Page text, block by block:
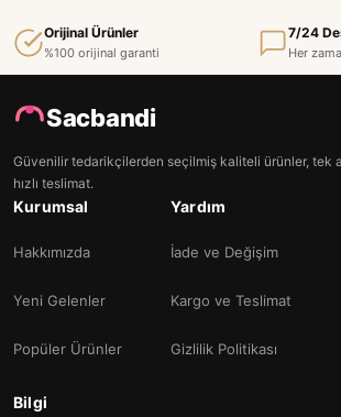
Orijinal Ürünler
%100 orijinal garanti
7/24
Her
Sacbandi
Güvenilir tedarikçilerden seçilmiş kaliteli ürünler, tek
hızlı teslimat.
Kurumsal
Hakkımızda
Yeni Gelenler
Popüler Ürünler
Yardım
İade ve Değişim
Kargo ve Teslimat
Gizlilik Politikası
Bilgi